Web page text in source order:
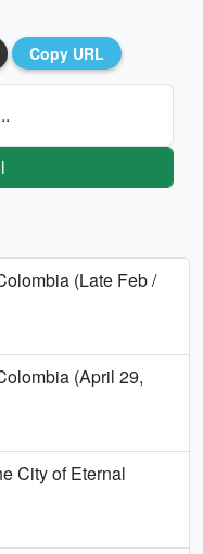
Copy URL
(Late Feb /
(April 29,
City of Eternal